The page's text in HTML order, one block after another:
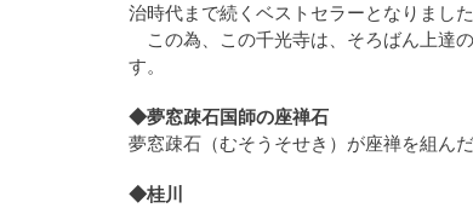
治時代まで続くベストセラーとなりました
この為、この千光寺は、そろばん上達
す。
◆夢窓疎石国師の座禅石
夢窓疎石（むそうそせき）が座禅を組ん
◆桂川